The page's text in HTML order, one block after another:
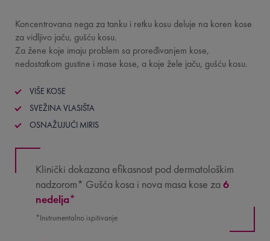
Koncentrovana nega za tanku i retku kosu deluje na koren kose
za vidljivo jaču, gušću kosu.
Za žene koje imaju problem sa proređivanjem kose,
nedostatkom gustine i mase kose, a koje žele jaču, gušću kosu.
VIŠE KOSE
SVEŽINA VLASIŠTA
OSNAŽUJUĆI MIRIS
Klinički dokazana efikasnost pod dermatološkim
nadzorom* Gušća kosa i nova masa kose za 6
nedelja*
*Instrumentalno ispitivanje